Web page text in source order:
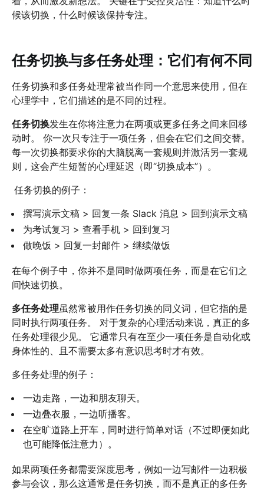
候该切换，什么时候该保持专注。
任务切换与多任务处理：它们有何不同
任务切换和多任务处理常被当作同一个意思来使用，但在
心理学中，它们描述的是不同的过程。
任务切换发生在你将注意力在两项或更多任务之间来回移
动时。 你一次只专注于一项任务，但会在它们之间交替。
每一次切换都要求你的大脑脱离一套规则并激活另一套规
则，这会产生短暂的心理延迟（即“切换成本”）。
任务切换的例子：
撰写演示文稿 > 回复一条 Slack 消息 > 回到演示文稿
为考试复习 > 查看手机 > 回到复习
做晚饭 > 回复一封邮件 > 继续做饭
在每个例子中，你并不是同时做两项任务，而是在它们之
间快速切换。
多任务处理虽然常被用作任务切换的同义词，但它指的是
同时执行两项任务。 对于复杂的心理活动来说，真正的多
任务处理很少见。 它通常只有在至少一项任务是自动化或
身体性的、且不需要太多有意识思考时才有效。
多任务处理的例子：
一边走路，一边和朋友聊天。
一边叠衣服，一边听播客。
在空旷道路上开车，同时进行简单对话（不过即便如此
也可能降低注意力）。
如果两项任务都需要深度思考，例如一边写邮件一边积极
参与会议，那么这通常是任务切换，而不是真正的多任务